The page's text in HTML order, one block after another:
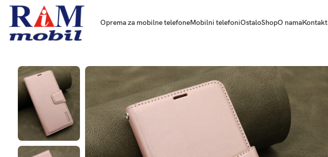
Oprema za mobilne telefoneMobilni telefoniOstaloShopO namaKontakt